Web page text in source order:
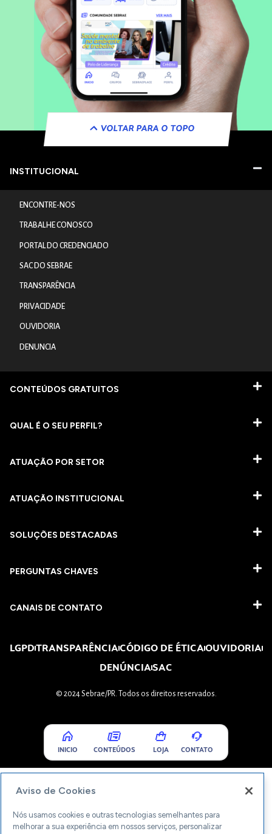
VOLTAR PARA O TOPO
INSTITUCIONAL
ENCONTRE-NOS
TRABALHE CONOSCO
PORTAL DO CREDENCIADO
SAC DO SEBRAE
TRANSPARÊNCIA
PRIVACIDADE
OUVIDORIA
DENUNCIA
CONTEÚDOS GRATUITOS
QUAL É O SEU PERFIL?
ATUAÇÃO POR SETOR
ATUAÇÃO INSTITUCIONAL
SOLUÇÕES DESTACADAS
PERGUNTAS CHAVES​
CANAIS DE CONTATO
LGPDTRANSPARÊNCIACÓDIGO DE ÉTICAOUVIDORIA
DENÚNCIASAC
© 2024 Sebrae/PR. Todos os direitos reservados.
INICIO CONTEÚDOS LOJA CONTATO
Aviso de Cookies
Nós usamos cookies e outras tecnologias semelhantes para
melhorar a sua experiência em nossos serviços, personalizar